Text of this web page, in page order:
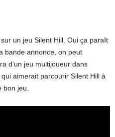
un jeu Silent Hill. Oui ça paraît
bande annonce, on peut
d’un jeu multijoueur dans
aimerait parcourir Silent Hill à
bon jeu.